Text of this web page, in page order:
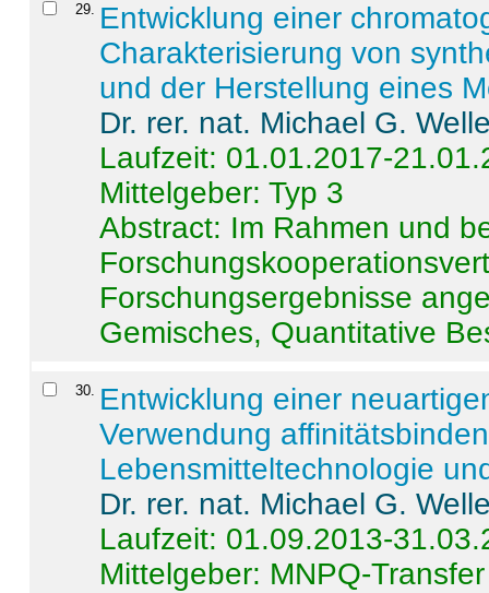
29. Entwicklung einer
Charakterisierung von
und der Herstellung eines
Dr. rer. nat. Michael G.
Laufzeit: 01.01.2017-
Mittelgeber: Typ 3
Abstract: Im Rahmen und
Forschungsergebnisse
Gemisches, Quantitative
30. Entwicklung einer
Verwendung
Lebensmitteltechnologie
Dr. rer. nat. Michael G.
Laufzeit: 01.09.2013-
Mittelgeber: MNPQ-Transfer